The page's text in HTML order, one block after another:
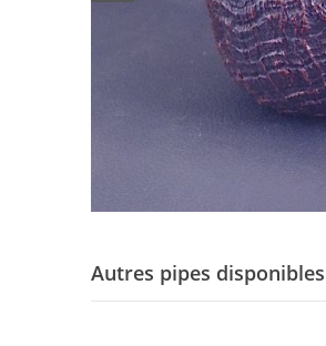
Autres pipes disponibles